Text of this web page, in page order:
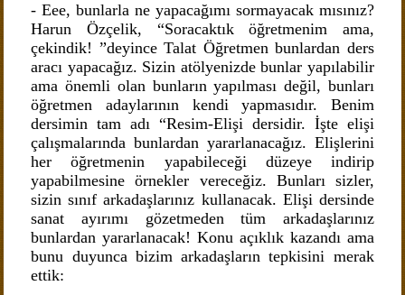
- Eee, bunlarla ne yapacağımı sormayacak mısınız?
Harun Özçelik, “Soracaktık öğretmenim ama,
çekindik! ”deyince Talat Öğretmen bunlardan ders
aracı yapacağız. Sizin atölyenizde bunlar yapılabilir
ama önemli olan bunların yapılması değil, bunları
öğretmen adaylarının kendi yapmasıdır. Benim
dersimin tam adı “Resim-Elişi dersidir. İşte elişi
çalışmalarında bunlardan yararlanacağız. Elişlerini
her öğretmenin yapabileceği düzeye indirip
yapabilmesine örnekler vereceğiz. Bunları sizler,
sizin sınıf arkadaşlarınız kullanacak. Elişi dersinde
sanat ayırımı gözetmeden tüm arkadaşlarınız
bunlardan yararlanacak! Konu açıklık kazandı ama
bunu duyunca bizim arkadaşların tepkisini merak
ettik: